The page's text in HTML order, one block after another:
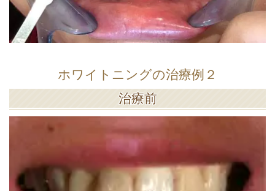
ホワイトニングの治療例２
治療前